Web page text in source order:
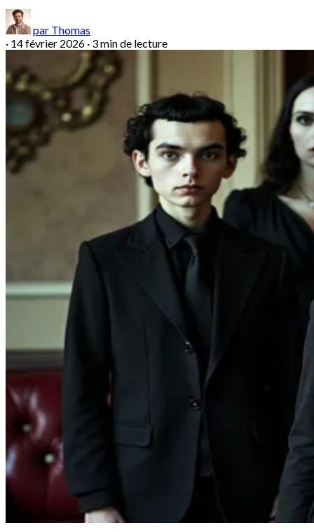
par Thomas
· 14 février 2026 · 3 min de lecture